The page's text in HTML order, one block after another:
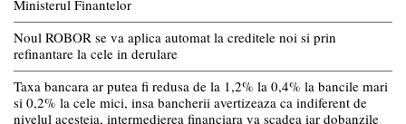
Ministerul Finantelor
Noul ROBOR se va aplica automat la creditele noi si prin
refinantare la cele in derulare
Taxa bancara ar putea fi redusa de la 1,2% la 0,4% la bancile mari
si 0,2% la cele mici, insa bancherii avertizeaza ca indiferent de
nivelul acesteia, intermedierea financiara va scadea iar dobanzile